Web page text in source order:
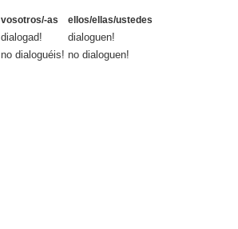
vosotros/-as ellos/ellas/ustedes
dialogad!
dialoguen!
no dialoguéis! no dialoguen!